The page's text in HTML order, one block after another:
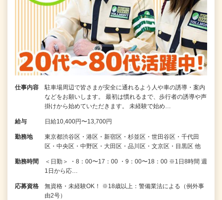
仕事内容
駐車場周辺で皆さまが安全に通れるよう人や車の誘導・案内
などをお願いします。 最初は慣れるまで、歩行者の誘導や声
掛けから始めていただきます。 未経験で始め…
給与 日給10,400円〜13,700円
勤務地
東京都渋谷区・港区・新宿区・杉並区・世田谷区・千代田
区・中央区・中野区・大田区・品川区・文京区・目黒区 他
勤務時間
＜日勤＞ ・8：00〜17：00 ・9：00〜18：00 ※1日8時間 週
1日から応…
応募資格
無資格・未経験OK！ ※18歳以上：警備業法による（例外事
由2号）